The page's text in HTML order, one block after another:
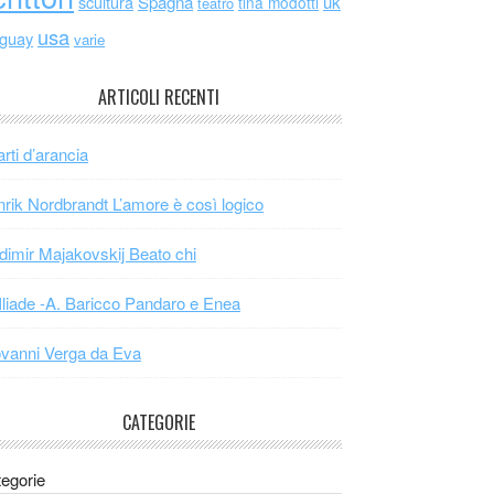
usa varie
ARTICOLI RECENTI
d’arancia
Nordbrandt L’amore è così logico
Majakovskij Beato chi
-A. Baricco Pandaro e Enea
Verga da Eva
CATEGORIE